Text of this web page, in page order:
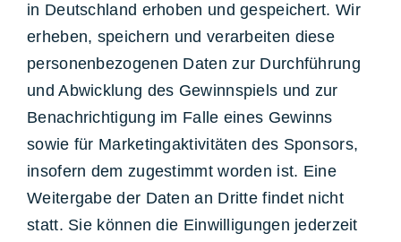
in Deutschland erhoben und gespeichert. Wir
erheben, speichern und verarbeiten diese
personenbezogenen Daten zur Durchführung
und Abwicklung des Gewinnspiels und zur
Benachrichtigung im Falle eines Gewinns
sowie für Marketingaktivitäten des Sponsors,
insofern dem zugestimmt worden ist. Eine
Weitergabe der Daten an Dritte findet nicht
statt. Sie können die Einwilligungen jederzeit